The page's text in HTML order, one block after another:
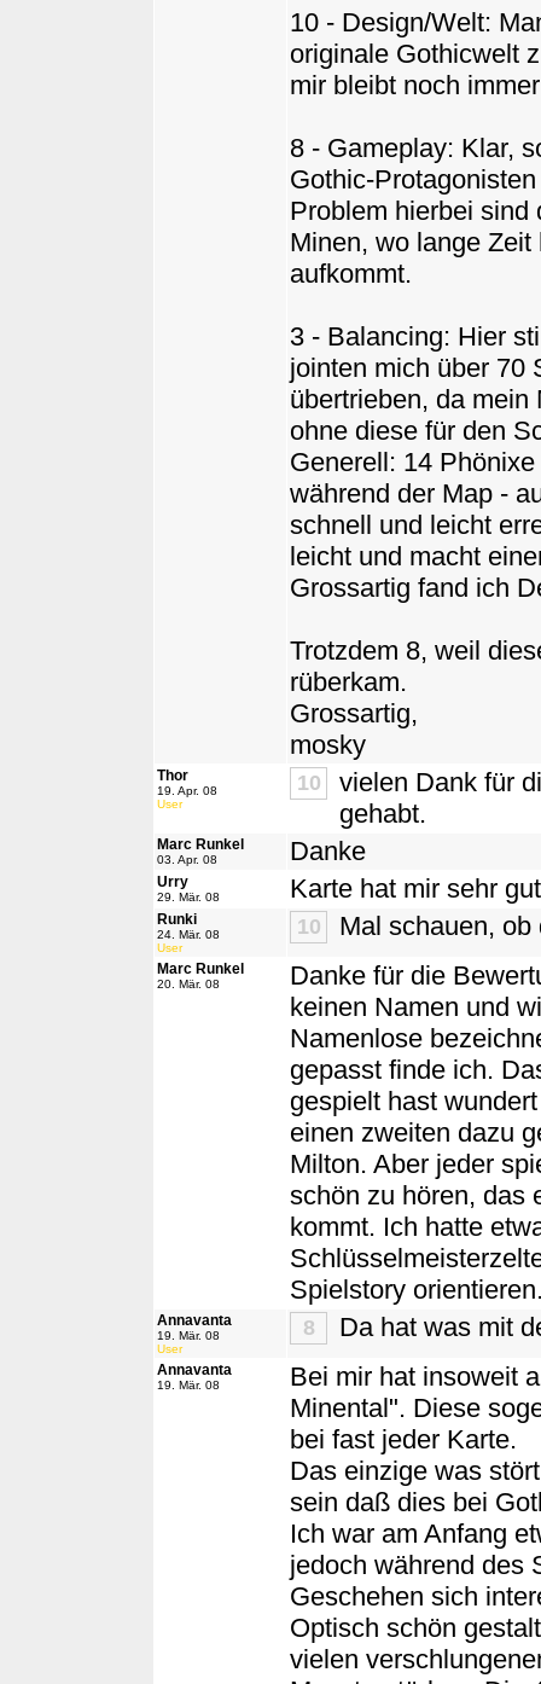
10 - Design/Welt:
originale Gothicwelt
mir bleibt noch
8 - Gameplay: Klar,
Gothic-
Problem hierbei sind
Minen, wo lange
aufkommt.
3 - Balancing: Hier
jointen mich über 70
übertrieben, da mein
ohne diese für den
Generell: 14
während der Map -
schnell und leicht
leicht und macht
Grossartig fand ich
Trotzdem 8, weil
rüberkam.
Grossartig,
mosky
Thor
19. Apr. 08
User
10
vielen Dank für
gehabt.
Marc Runkel
03. Apr. 08 Danke
Urry
29. Mär. 08 Karte hat mir sehr
Runki
24. Mär. 08
User
10 Mal schauen,
Marc Runkel
20. Mär. 08
Danke für die
keinen Namen und
Namenlose
gepasst finde ich.
gespielt hast
einen zweiten dazu
Milton. Aber jeder
schön zu hören, das
kommt. Ich hatte
Spielstory
Annavanta
19. Mär. 08
User
8 Da hat was mit
Annavanta
19. Mär. 08
Bei mir hat insoweit
Minental". Diese
bei fast jeder Karte.
Das einzige was
sein daß dies bei
Ich war am Anfang
jedoch während des
Geschehen sich
Optisch schön
vielen